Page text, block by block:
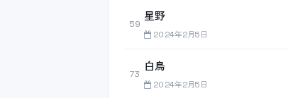
59
星野
2024年2月5日
73
白鳥
2024年2月5日